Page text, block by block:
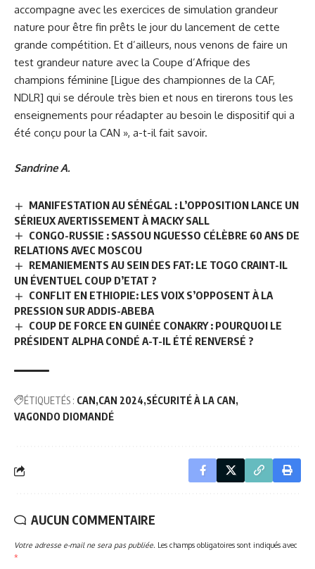
accompagne avec les exercices de simulation grandeur
nature pour être fin prêts le jour du lancement de cette
grande compétition. Et d’ailleurs, nous venons de faire un
test grandeur nature avec la Coupe d’Afrique des
champions féminine [Ligue des championnes de la CAF,
NDLR] qui se déroule très bien et nous en tirerons tous les
enseignements pour réadapter au besoin le dispositif qui a
été conçu pour la CAN », a-t-il fait savoir.
Sandrine A.
MANIFESTATION AU SÉNÉGAL : L’OPPOSITION LANCE UN
SÉRIEUX AVERTISSEMENT À MACKY SALL
CONGO-RUSSIE : SASSOU NGUESSO CÉLÈBRE 60 ANS DE
RELATIONS AVEC MOSCOU
REMANIEMENTS AU SEIN DES FAT: LE TOGO CRAINT-IL
UN ÉVENTUEL COUP D’ETAT ?
CONFLIT EN ETHIOPIE: LES VOIX S’OPPOSENT À LA
PRESSION SUR ADDIS-ABEBA
COUP DE FORCE EN GUINÉE CONAKRY : POURQUOI LE
PRÉSIDENT ALPHA CONDÉ A-T-IL ÉTÉ RENVERSÉ ?
ÉTIQUETÉS : CAN CAN 2024 SÉCURITÉ À LA CAN
VAGONDO DIOMANDÉ
AUCUN COMMENTAIRE
Votre adresse e-mail ne sera pas publiée. Les champs obligatoires sont indiqués avec
*